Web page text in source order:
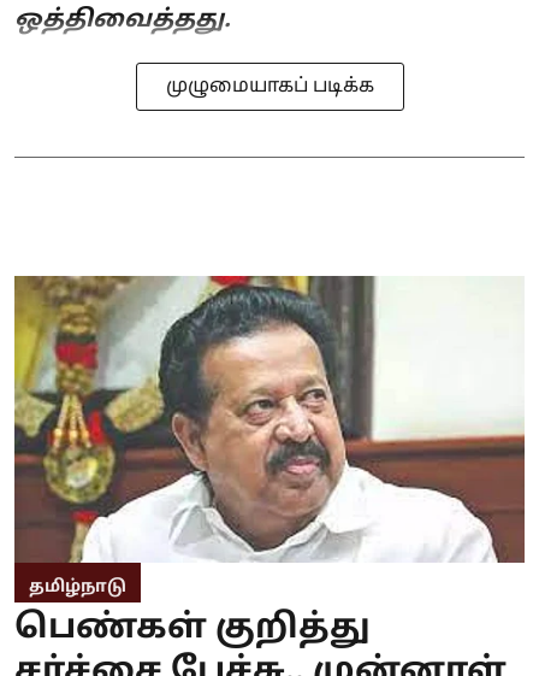
ஒத்திவைத்தது.
முழுமையாகப் படிக்க
தமிழ்நாடு
பெண்கள் குறித்து